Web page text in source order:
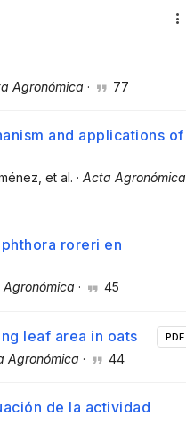
Agronómica · 77
and applications of
, et al. · Acta Agronómica
roreri en
· 45
leaf area in oats
Agronómica · 44
PDF
de la actividad